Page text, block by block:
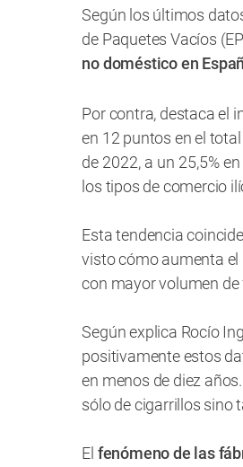
Según los últimos
de Paquetes Vacíos
no doméstico en
Por contra, destaca el
en 12 puntos en el
de 2022, a un 25,5%
los tipos de comercio
Esta tendencia
visto cómo aumenta el
con mayor volumen
Según explica Rocío
positivamente estos
en menos de diez
sólo de cigarrillos sino
El fenómeno de las